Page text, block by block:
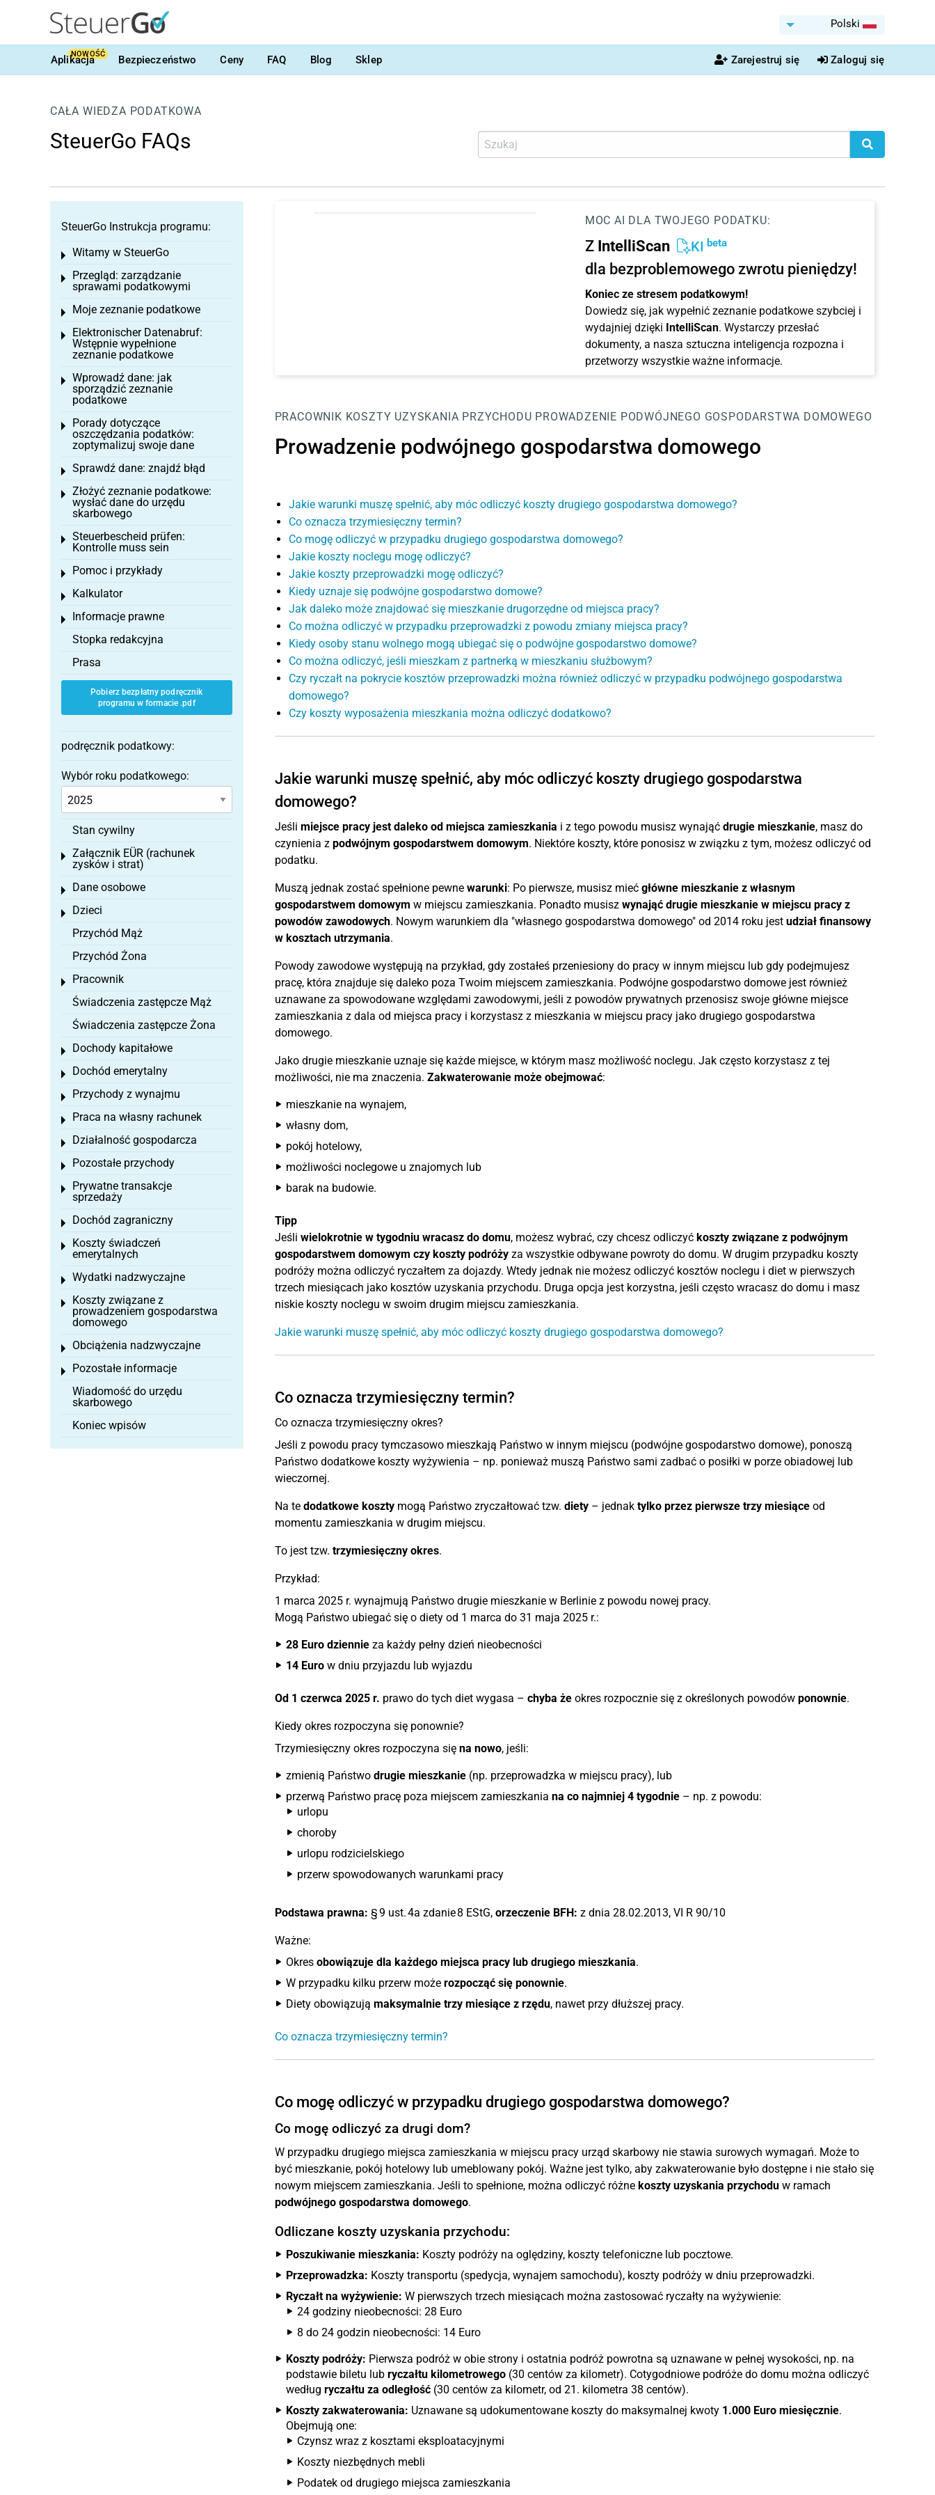
Polski
Aplikacja
NOWOŚĆ Bezpieczeństwo Ceny FAQ Blog Sklep Zarejestruj się Zaloguj się
CAŁA WIEDZA PODATKOWA
SteuerGo FAQs
MOC AI DLA TWOJEGO PODATKU:
Z IntelliScan KI beta
dla bezproblemowego zwrotu pieniędzy!
Koniec ze stresem podatkowym!
Dowiedz się, jak wypełnić zeznanie podatkowe szybciej i
wydajniej dzięki IntelliScan. Wystarczy przesłać
dokumenty, a nasza sztuczna inteligencja rozpozna i
przetworzy wszystkie ważne informacje.
PRACOWNIK KOSZTY UZYSKANIA PRZYCHODU PROWADZENIE PODWÓJNEGO GOSPODARSTWA DOMOWEGO
Prowadzenie podwójnego gospodarstwa domowego
Jakie warunki muszę spełnić, aby móc odliczyć koszty drugiego gospodarstwa domowego?
Co oznacza trzymiesięczny termin?
Co mogę odliczyć w przypadku drugiego gospodarstwa domowego?
Jakie koszty noclegu mogę odliczyć?
Jakie koszty przeprowadzki mogę odliczyć?
Kiedy uznaje się podwójne gospodarstwo domowe?
Jak daleko może znajdować się mieszkanie drugorzędne od miejsca pracy?
Co można odliczyć w przypadku przeprowadzki z powodu zmiany miejsca pracy?
Kiedy osoby stanu wolnego mogą ubiegać się o podwójne gospodarstwo domowe?
Co można odliczyć, jeśli mieszkam z partnerką w mieszkaniu służbowym?
Czy ryczałt na pokrycie kosztów przeprowadzki można również odliczyć w przypadku podwójnego gospodarstwa
domowego?
Czy koszty wyposażenia mieszkania można odliczyć dodatkowo?
Jakie warunki muszę spełnić, aby móc odliczyć koszty drugiego gospodarstwa
domowego?
Jeśli miejsce pracy jest daleko od miejsca zamieszkania i z tego powodu musisz wynająć drugie mieszkanie, masz do
czynienia z podwójnym gospodarstwem domowym. Niektóre koszty, które ponosisz w związku z tym, możesz odliczyć od
podatku.
Muszą jednak zostać spełnione pewne warunki: Po pierwsze, musisz mieć główne mieszkanie z własnym
gospodarstwem domowym w miejscu zamieszkania. Ponadto musisz wynająć drugie mieszkanie w miejscu pracy z
powodów zawodowych. Nowym warunkiem dla "własnego gospodarstwa domowego" od 2014 roku jest udział finansowy
w kosztach utrzymania.
Powody zawodowe występują na przykład, gdy zostałeś przeniesiony do pracy w innym miejscu lub gdy podejmujesz
pracę, która znajduje się daleko poza Twoim miejscem zamieszkania. Podwójne gospodarstwo domowe jest również
uznawane za spowodowane względami zawodowymi, jeśli z powodów prywatnych przenosisz swoje główne miejsce
zamieszkania z dala od miejsca pracy i korzystasz z mieszkania w miejscu pracy jako drugiego gospodarstwa
domowego.
Jako drugie mieszkanie uznaje się każde miejsce, w którym masz możliwość noclegu. Jak często korzystasz z tej
możliwości, nie ma znaczenia. Zakwaterowanie może obejmować:
mieszkanie na wynajem,
własny dom,
pokój hotelowy,
możliwości noclegowe u znajomych lub
barak na budowie.
Tipp
Jeśli wielokrotnie w tygodniu wracasz do domu, możesz wybrać, czy chcesz odliczyć koszty związane z podwójnym
gospodarstwem domowym czy koszty podróżyza wszystkie odbywane powroty do domu. W drugim przypadku koszty
podróży można odliczyć ryczałtem za dojazdy. Wtedy jednak nie możesz odliczyć kosztów noclegu i diet w pierwszych
trzech miesiącach jako kosztów uzyskania przychodu. Druga opcja jest korzystna, jeśli często wracasz do domu i masz
niskie koszty noclegu w swoim drugim miejscu zamieszkania.
Jakie warunki muszę spełnić, aby móc odliczyć koszty drugiego gospodarstwa domowego?
Co oznacza trzymiesięczny termin?
Co oznacza trzymiesięczny okres?
Jeśli z powodu pracy tymczasowo mieszkają Państwo w innym miejscu (podwójne gospodarstwo domowe), ponoszą
Państwo dodatkowe koszty wyżywienia – np. ponieważ muszą Państwo sami zadbać o posiłki w porze obiadowej lub
wieczornej.
Na te dodatkowe kosztymogą Państwo zryczałtować tzw. diety– jednak tylko przez pierwsze trzy miesiąceod
momentu zamieszkania w drugim miejscu.
To jest tzw. trzymiesięczny okres.
Przykład:
1 marca 2025 r. wynajmują Państwo drugie mieszkanie w Berlinie z powodu nowej pracy.
Mogą Państwo ubiegać się o diety od 1 marca do 31 maja 2025 r.:
28 Euro dziennieza każdy pełny dzień nieobecności
14 Eurow dniu przyjazdu lub wyjazdu
Od 1 czerwca 2025 r. prawo do tych diet wygasa – chyba żeokres rozpocznie się z określonych powodów ponownie.
Kiedy okres rozpoczyna się ponownie?
Trzymiesięczny okres rozpoczyna się na nowo, jeśli:
zmienią Państwo drugie mieszkanie(np. przeprowadzka w miejscu pracy), lub
przerwą Państwo pracę poza miejscem zamieszkania na co najmniej 4 tygodnie– np. z powodu:
urlopu
choroby
urlopu rodzicielskiego
przerw spowodowanych warunkami pracy
Podstawa prawna: § 9 ust. 4a zdanie 8 EStG, orzeczenie BFH: z dnia 28.02.2013, VI R 90/10
Ważne:
Okres obowiązuje dla każdego miejsca pracy lub drugiego mieszkania.
W przypadku kilku przerw może rozpocząć się ponownie.
Diety obowiązują maksymalnie trzy miesiące z rzędu, nawet przy dłuższej pracy.
Co oznacza trzymiesięczny termin?
Co mogę odliczyć w przypadku drugiego gospodarstwa domowego?
Co mogę odliczyć za drugi dom?
W przypadku drugiego miejsca zamieszkania w miejscu pracy urząd skarbowy nie stawia surowych wymagań. Może to
być mieszkanie, pokój hotelowy lub umeblowany pokój. Ważne jest tylko, aby zakwaterowanie było dostępne i nie stało się
nowym miejscem zamieszkania. Jeśli to spełnione, można odliczyć różne koszty uzyskania przychoduw ramach
podwójnego gospodarstwa domowego.
Odliczane koszty uzyskania przychodu:
Poszukiwanie mieszkania: Koszty podróży na oględziny, koszty telefoniczne lub pocztowe.
Przeprowadzka: Koszty transportu (spedycja, wynajem samochodu), koszty podróży w dniu przeprowadzki.
Ryczałt na wyżywienie: W pierwszych trzech miesiącach można zastosować ryczałty na wyżywienie:
24 godziny nieobecności: 28 Euro
8 do 24 godzin nieobecności: 14 Euro
Koszty podróży: Pierwsza podróż w obie strony i ostatnia podróż powrotna są uznawane w pełnej wysokości, np. na
podstawie biletu lub ryczałtu kilometrowego(30 centów za kilometr). Cotygodniowe podróże do domu można odliczyć
według ryczałtu za odległość(30 centów za kilometr, od 21. kilometra 38 centów).
Koszty zakwaterowania: Uznawane są udokumentowane koszty do maksymalnej kwoty 1.000 Euro miesięcznie.
Obejmują one:
Czynsz wraz z kosztami eksploatacyjnymi
Koszty niezbędnych mebli
Podatek od drugiego miejsca zamieszkania
SteuerGo Instrukcja programu:
Witamy w SteuerGo
Toggle menu
Przegląd: zarządzanie
sprawami podatkowymi
Toggle menu
Moje zeznanie podatkowe
Toggle menu
Elektronischer Datenabruf:
Wstępnie wypełnione
zeznanie podatkowe
Toggle menu
Wprowadź dane: jak
sporządzić zeznanie
podatkowe
Toggle menu
Porady dotyczące
oszczędzania podatków:
zoptymalizuj swoje dane
Toggle menu
Sprawdź dane: znajdź błąd
Toggle menu
Złożyć zeznanie podatkowe:
wysłać dane do urzędu
skarbowego
Toggle menu
Steuerbescheid prüfen:
Kontrolle muss sein
Toggle menu
Pomoc i przykłady
Toggle menu
Kalkulator
Toggle menu
Informacje prawne
Toggle menu
Stopka redakcyjna
Prasa
Pobierz bezpłatny podręcznik
programu w formacie .pdf
podręcznik podatkowy:
Wybór roku podatkowego:
Stan cywilny
Załącznik EÜR (rachunek
zysków i strat)
Toggle menu
Dane osobowe
Toggle menu
Dzieci
Toggle menu
Przychód Mąż
Przychód Żona
Pracownik
Toggle menu
Świadczenia zastępcze Mąż
Świadczenia zastępcze Żona
Dochody kapitałowe
Toggle menu
Dochód emerytalny
Toggle menu
Przychody z wynajmu
Toggle menu
Praca na własny rachunek
Toggle menu
Działalność gospodarcza
Toggle menu
Pozostałe przychody
Toggle menu
Prywatne transakcje
sprzedaży
Toggle menu
Dochód zagraniczny
Toggle menu
Koszty świadczeń
emerytalnych
Toggle menu
Wydatki nadzwyczajne
Toggle menu
Koszty związane z
prowadzeniem gospodarstwa
domowego
Toggle menu
Obciążenia nadzwyczajne
Toggle menu
Pozostałe informacje
Toggle menu
Wiadomość do urzędu
skarbowego
Koniec wpisów